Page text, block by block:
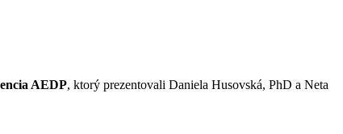
AEDP, ktorý prezentovali Daniela Husovská, PhD a Neta